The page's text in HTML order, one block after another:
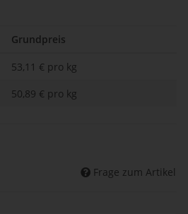
Grundpreis
53,11 € pro kg
50,89 € pro kg
Frage zum Artikel